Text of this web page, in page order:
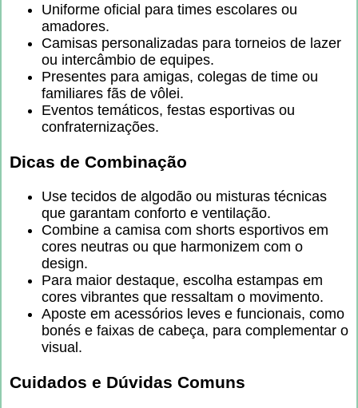
Uniforme oficial para times escolares ou
amadores.
Camisas personalizadas para torneios de lazer
ou intercâmbio de equipes.
Presentes para amigas, colegas de time ou
familiares fãs de vôlei.
Eventos temáticos, festas esportivas ou
confraternizações.
Dicas de Combinação
Use tecidos de algodão ou misturas técnicas
que garantam conforto e ventilação.
Combine a camisa com shorts esportivos em
cores neutras ou que harmonizem com o
design.
Para maior destaque, escolha estampas em
cores vibrantes que ressaltam o movimento.
Aposte em acessórios leves e funcionais, como
bonés e faixas de cabeça, para complementar o
visual.
Cuidados e Dúvidas Comuns